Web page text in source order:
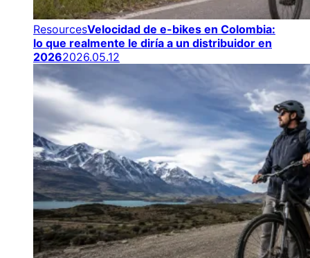
ResourcesVelocidad de e-bikes en Colombia:
lo que realmente le diría a un distribuidor en
20262026.05.12